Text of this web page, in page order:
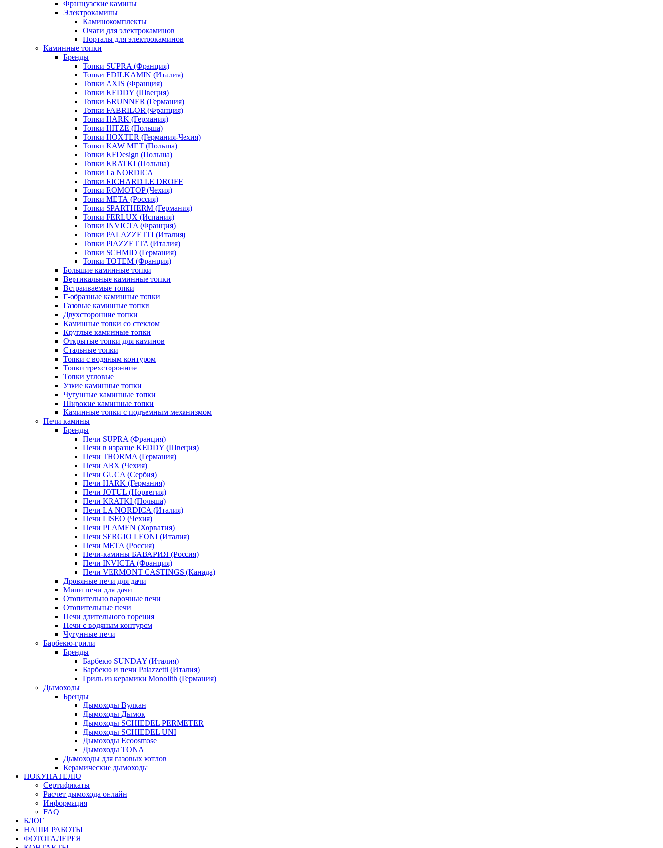
Французские камины
Электрокамины
Каминокомплекты
Очаги для электрокаминов
Порталы для электрокаминов
Каминные топки
Бренды
Топки SUPRA (Франция)
Топки EDILKAMIN (Италия)
Топки AXIS (Франция)
Топки KEDDY (Швеция)
Топки BRUNNER (Германия)
Топки FABRILOR (Франция)
Топки HARK (Германия)
Топки HITZE (Польша)
Топки HOXTER (Германия-Чехия)
Топки KAW-MET (Польша)
Топки KFDesign (Польша)
Топки KRATKI (Польша)
Топки La NORDICA
Топки RICHARD LE DROFF
Топки ROMOTOP (Чехия)
Топки МЕТА (Россия)
Топки SPARTHERM (Германия)
Топки FERLUX (Испания)
Топки INVICTA (Франция)
Топки PALAZZETTI (Италия)
Топки PIAZZETTA (Италия)
Топки SCHMID (Германия)
Топки TOTEM (Франция)
Большие каминные топки
Вертикальные каминные топки
Встраиваемые топки
Г-образные каминные топки
Газовые каминные топки
Двухсторонние топки
Каминные топки со стеклом
Круглые каминные топки
Открытые топки для каминов
Стальные топки
Топки с водяным контуром
Топки трехсторонние
Топки угловые
Узкие каминные топки
Чугунные каминные топки
Широкие каминные топки
Каминные топки с подъемным механизмом
Печи камины
Бренды
Печи SUPRA (Франция)
Печи в изразце KEDDY (Швеция)
Печи THORMA (Германия)
Печи ABX (Чехия)
Печи GUCA (Сербия)
Печи HARK (Германия)
Печи JOTUL (Норвегия)
Печи KRATKI (Польша)
Печи LA NORDICA (Италия)
Печи LISEO (Чехия)
Печи PLAMEN (Хорватия)
Печи SERGIO LEONI (Италия)
Печи META (Россия)
Печи-камины БАВАРИЯ (Россия)
Печи INVICTA (Франция)
Печи VERMONT CASTINGS (Канада)
Дровяные печи для дачи
Мини печи для дачи
Отопительно варочные печи
Отопительные печи
Печи длительного горения
Печи с водяным контуром
Чугунные печи
Барбекю-грили
Бренды
Барбекю SUNDAY (Италия)
Барбекю и печи Palazzetti (Италия)
Гриль из керамики Monolith (Германия)
Дымоходы
Бренды
Дымоходы Вулкан
Дымоходы Дымок
Дымоходы SCHIEDEL PERMETER
Дымоходы SCHIEDEL UNI
Дымоходы Ecoosmose
Дымоходы TONA
Дымоходы для газовых котлов
Керамические дымоходы
ПОКУПАТЕЛЮ
Сертификаты
Расчет дымохода онлайн
Информация
FAQ
БЛОГ
НАШИ РАБОТЫ
ФОТОГАЛЕРЕЯ